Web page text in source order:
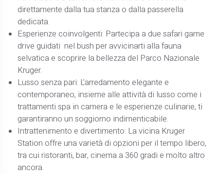
direttamente dalla tua stanza o dalla passerella
dedicata.
Esperienze coinvolgenti: Partecipa a due safari game
drive guidati nel bush per avvicinarti alla fauna
selvatica e scoprire la bellezza del Parco Nazionale
Kruger.
Lusso senza pari: L'arredamento elegante e
contemporaneo, insieme alle attività di lusso come i
trattamenti spa in camera e le esperienze culinarie, ti
garantiranno un soggiorno indimenticabile.
Intrattenimento e divertimento: La vicina Kruger
Station offre una varietà di opzioni per il tempo libero,
tra cui ristoranti, bar, cinema a 360 gradi e molto altro
ancora.